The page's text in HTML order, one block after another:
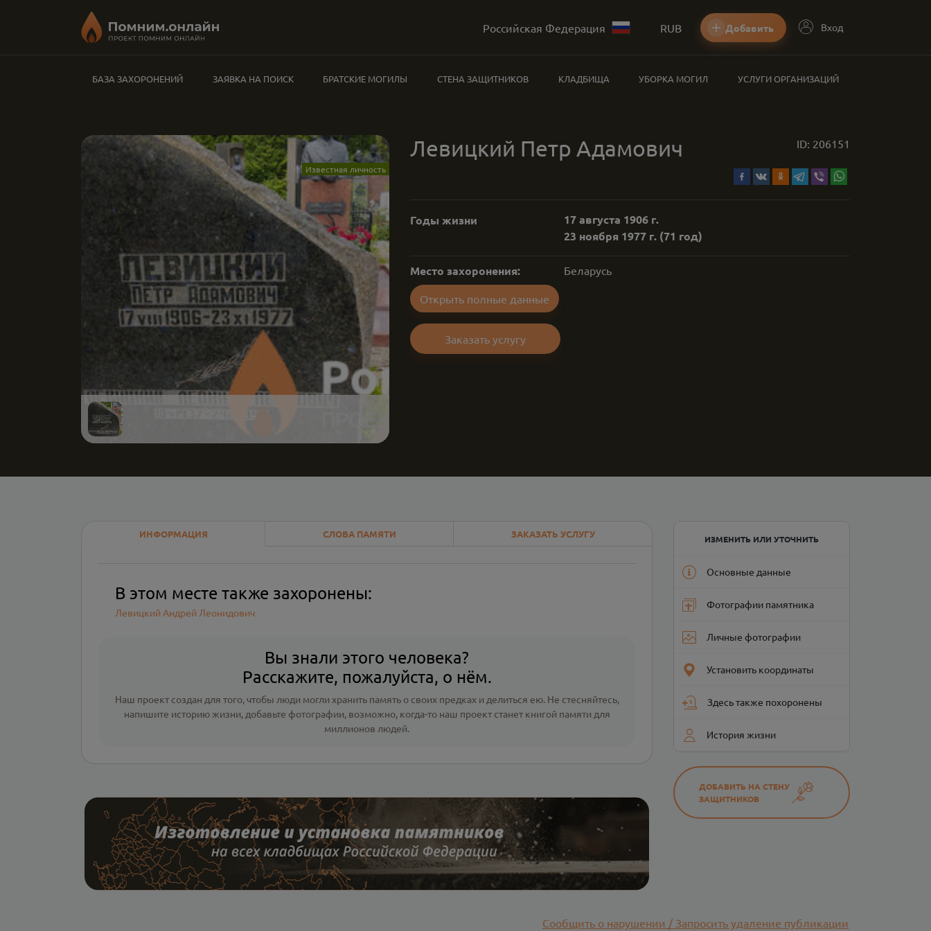
Российская Федерация RUB Добавить Вход
БАЗА ЗАХОРОНЕНИЙ ЗАЯВКА НА ПОИСК БРАТСКИЕ МОГИЛЫ СТЕНА ЗАЩИТНИКОВ КЛАДБИЩА УБОРКА МОГИЛ УСЛУГИ ОРГАНИЗАЦИЙ
Известная личность
Левицкий Петр Адамович ID: 206151
Годы жизни
17 августа 1906 г.
23 ноября 1977 г. (71 год)
Место захоронения: Беларусь
Открыть полные данные
Заказать услугу
ИНФОРМАЦИЯ СЛОВА ПАМЯТИ ЗАКАЗАТЬ УСЛУГУ
В этом месте также захоронены:
Левицкий Андрей Леонидович
Вы знали этого человека?
Расскажите, пожалуйста, о нём.
Наш проект создан для того, чтобы люди могли хранить память о своих предках и делиться ею. Не стесняйтесь,
напишите историю жизни, добавьте фотографии, возможно, когда-то наш проект станет книгой памяти для
миллионов людей.
ИЗМЕНИТЬ ИЛИ УТОЧНИТЬ
Основные данные
Фотографии памятника
Личные фотографии
Установить координаты
Здесь также похоронены
История жизни
ДОБАВИТЬ НА СТЕНУ
ЗАЩИТНИКОВ
Сообщить о нарушении / Запросить удаление публикации